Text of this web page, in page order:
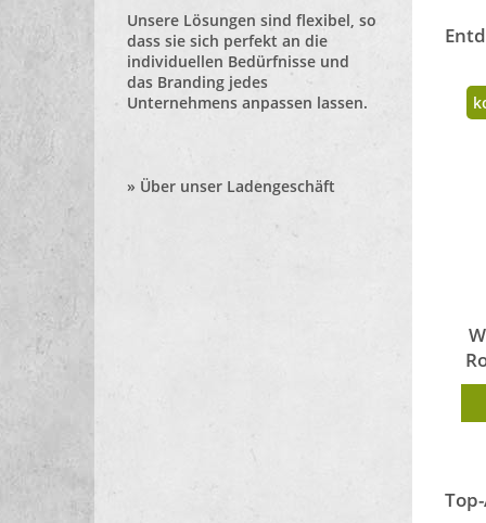
Unsere Lösungen sind flexibel, so
dass sie sich perfekt an die
individuellen Bedürfnisse und
das Branding jedes
Unternehmens anpassen lassen.
» Über unser Ladengeschäft